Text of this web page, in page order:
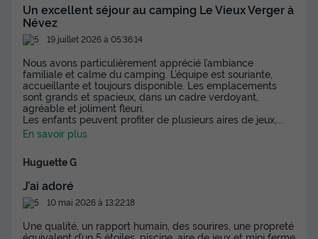
Congélateur
Réfrigérateur
+ 3
MOBILHOME 6 personnes - PREMIUM - JONAGOLD - 3
chambres - SAMEDI
du20/09/2026au27/09/2026
Meilleur prix pour 7 nuits
Modifier les dates
Voir les disponibilités
Un excellent séjour au camping Le Vieux Verger à
Névez
19 juillet 2026 à 05:36:14
Nous avons particulièrement apprécié l’ambiance
familiale et calme du camping. L’équipe est souriante,
accueillante et toujours disponible. Les emplacements
sont grands et spacieux, dans un cadre verdoyant,
agréable et joliment fleuri.
Les enfants peuvent profiter de plusieurs aires de jeux,
En savoir plus
Huguette G
J’ai adoré
10 mai 2026 à 13:22:18
Une qualité, un rapport humain, des sourires, une propreté